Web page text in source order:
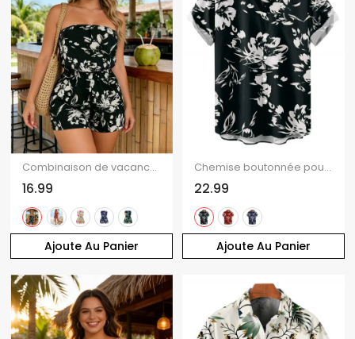
Ajoute Au Panier
Combinaison de vacances à imprimé floral tropical coloré et épaules dénudées
16.99
Ajoute Au Panier
Chemise boutonnée pour homme, imprimé abstrait de fleurs et de feuilles, idéale pour les vacances
22.99